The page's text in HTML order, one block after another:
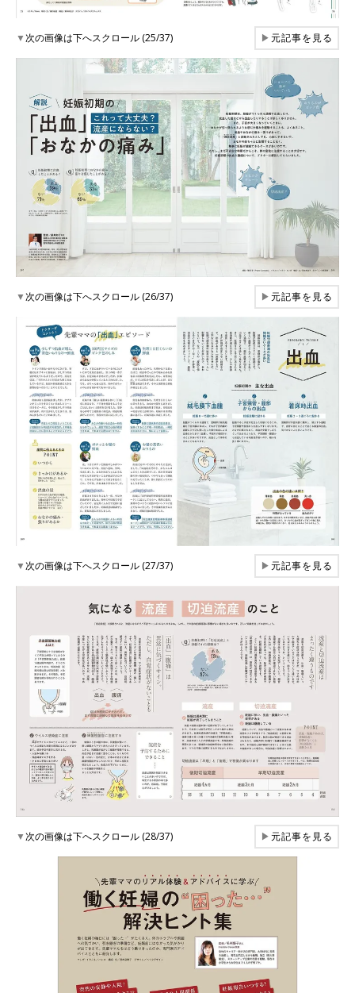
▼次の画像は下へスクロール (25/37) ▶元記事を見る
▼次の画像は下へスクロール (26/37) ▶元記事を見る
▼次の画像は下へスクロール (27/37) ▶元記事を見る
▼次の画像は下へスクロール (28/37) ▶元記事を見る